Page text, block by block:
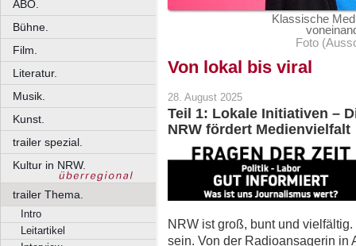
ABO.
Bühne.
Film.
Literatur.
Musik.
Kunst.
trailer spezial.
Kultur in NRW.
trailer Thema.
Intro
Leitartikel
Klassische
Foto
Von lokal bis viral
28. August 2025
Teil 1: Lokale Initiativen –
NRW fördert Medienvielfalt
NRW ist groß, bunt und
sein. Von der Radioansagerin in